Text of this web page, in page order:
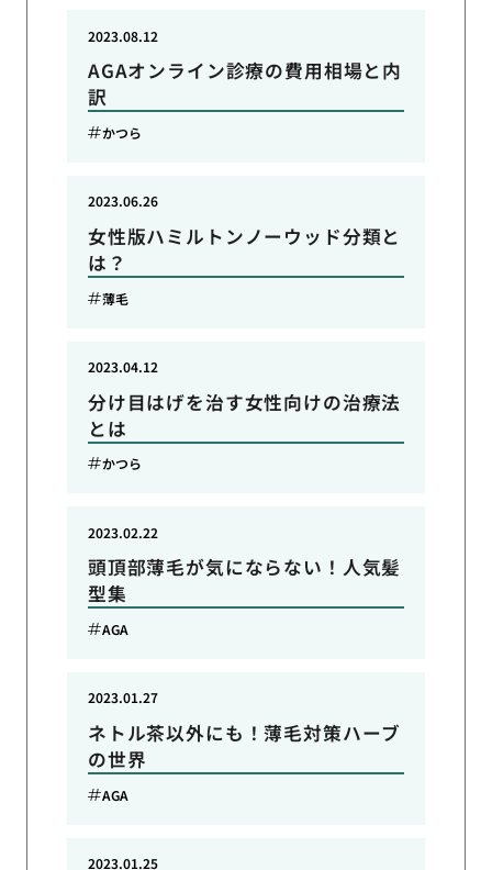
AGAオンライン診療の費用相場と内
訳
2023.08.12
かつら
女性版ハミルトンノーウッド分類と
は？
2023.06.26
薄毛
分け目はげを治す女性向けの治療法
とは
2023.04.12
かつら
頭頂部薄毛が気にならない！人気髪
型集
2023.02.22
AGA
ネトル茶以外にも！薄毛対策ハーブ
の世界
2023.01.27
AGA
2023.01.25